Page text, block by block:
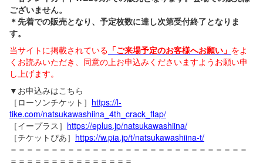
ございません。
＊先着での販売となり、予定枚数に達し次第受付終了となりま
す。
当サイトに掲載されている 「ご来場予定のお客様へお願い」 をよ
くお読みいただき、同意の上お申込みくださいますようお願い申
し上げます。
▼お申込みはこちら
［ローソンチケット］ https://l-
tike.com/natsukawashiina_4th_crack_flap/
［イープラス］ https://eplus.jp/natsukawashiina/
［チケットぴあ］ https://w.pia.jp/t/natsukawashiina-t/
＝＝＝＝＝＝＝＝＝＝＝＝＝＝＝＝＝＝＝＝＝＝＝＝＝＝＝＝＝
＝＝＝＝＝＝＝＝＝＝＝＝＝＝＝